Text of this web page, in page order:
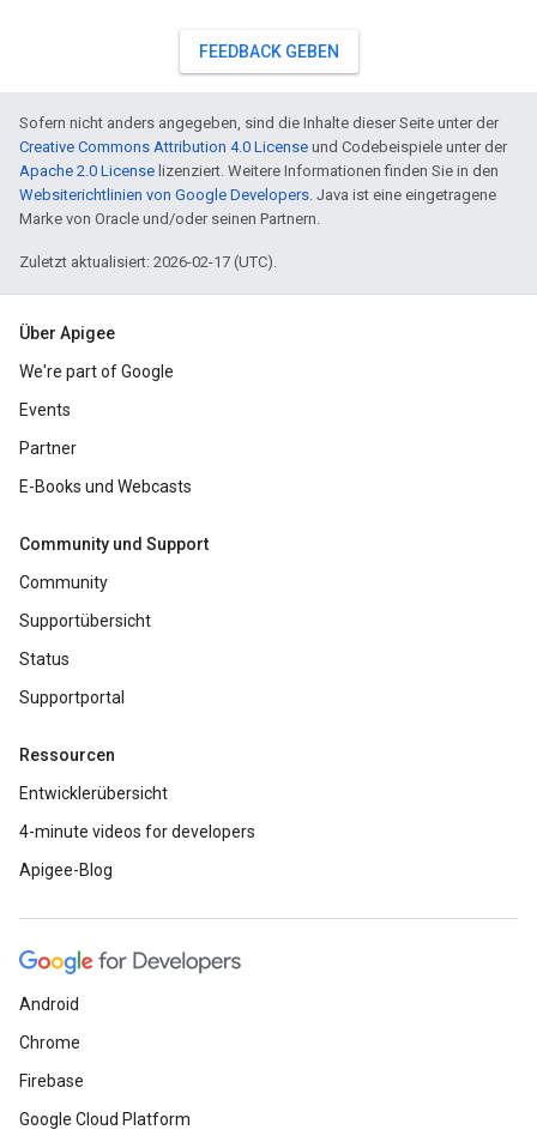
FEEDBACK GEBEN
Sofern nicht anders angegeben, sind die Inhalte dieser Seite unter der
Creative Commons Attribution 4.0 License und Codebeispiele unter der
Apache 2.0 License lizenziert. Weitere Informationen finden Sie in den
Websiterichtlinien von Google Developers. Java ist eine eingetragene
Marke von Oracle und/oder seinen Partnern.
Zuletzt aktualisiert: 2026-02-17 (UTC).
Über Apigee
We're part of Google
Events
Partner
E-Books und Webcasts
Community und Support
Community
Supportübersicht
Status
Supportportal
Ressourcen
Entwicklerübersicht
4-minute videos for developers
Apigee-Blog
Android
Chrome
Firebase
Google Cloud Platform